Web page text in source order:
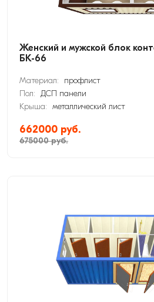
Женский и мужской блок
БК-66
Материал:
профлист
Пол: ДСП панели
Крыша: металлический лист
662000 руб.
675000 руб.